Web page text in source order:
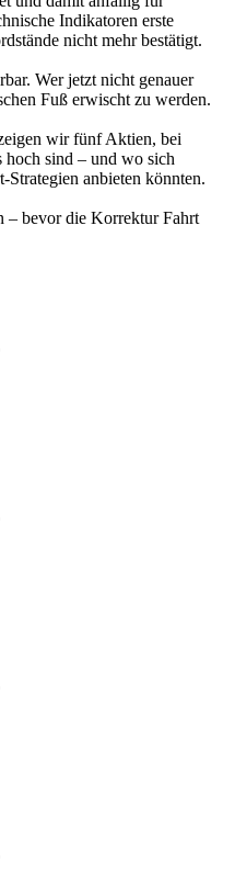
Indikatoren erste
nicht mehr bestätigt.
Wer jetzt nicht genauer
Fuß erwischt zu werden.
wir fünf Aktien, bei
hoch sind – und wo sich
anbieten könnten.
– bevor die Korrektur Fahrt